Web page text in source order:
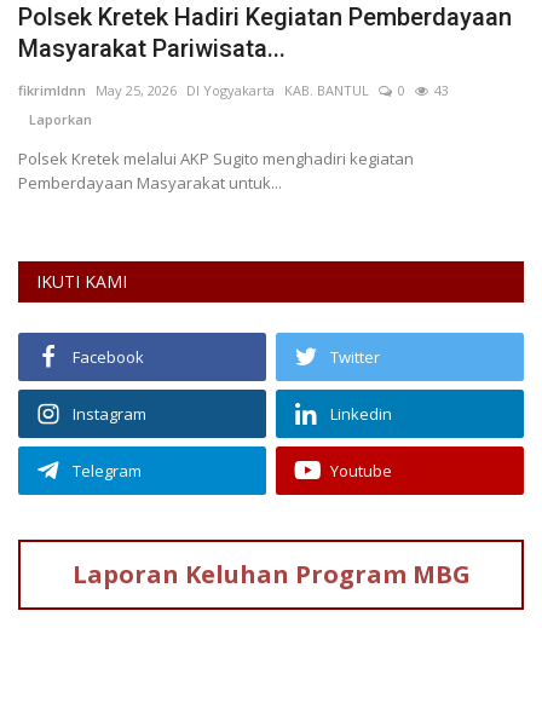
Polsek Kretek Hadiri Kegiatan Pemberdayaan
Masyarakat Pariwisata...
fikrimldnn May 25, 2026 DI Yogyakarta KAB. BANTUL 0
43
Laporkan
Polsek Kretek melalui AKP Sugito menghadiri kegiatan
Pemberdayaan Masyarakat untuk...
IKUTI KAMI
Facebook Twitter
Instagram Linkedin
Telegram Youtube
Laporan Keluhan Program MBG